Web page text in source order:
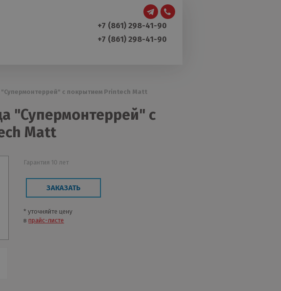
+7 (861) 298-41-90
+7 (861) 298-41-90
с покрытием Printech Matt
"Супермонтеррей" с
Matt
Гарантия 10 лет
ЗАКАЗАТЬ
* уточняйте цену
впрайс-листе